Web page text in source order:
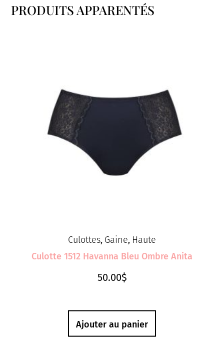
Sweet
PRODUITS APPARENTÉS
Produits similaires
Culottes, Gaine, Haute
Culotte 1512 Havanna Bleu Ombre Anita
50.00$
Ajouter au panier